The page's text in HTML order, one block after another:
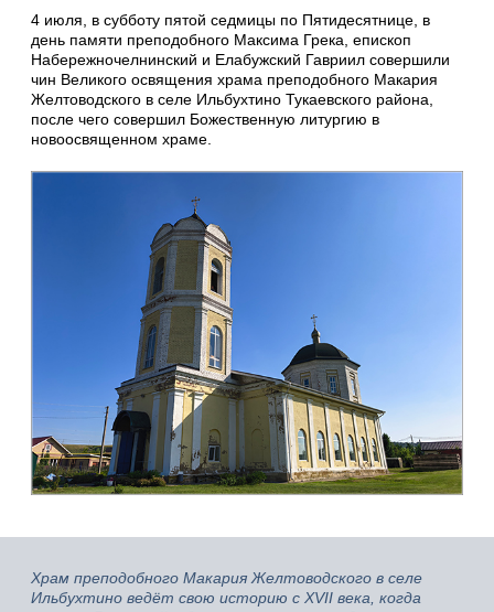
4 июля, в субботу пятой седмицы по Пятидесятнице, в
день памяти преподобного Максима Грека, епископ
Набережночелнинский и Елабужский Гавриил совершили
чин Великого освящения храма преподобного Макария
Желтоводского в селе Ильбухтино Тукаевского района,
после чего совершил Божественную литургию в
новоосвященном храме.
Храм преподобного Макария Желтоводского в селе
Ильбухтино ведёт свою историю с XVII века, когда